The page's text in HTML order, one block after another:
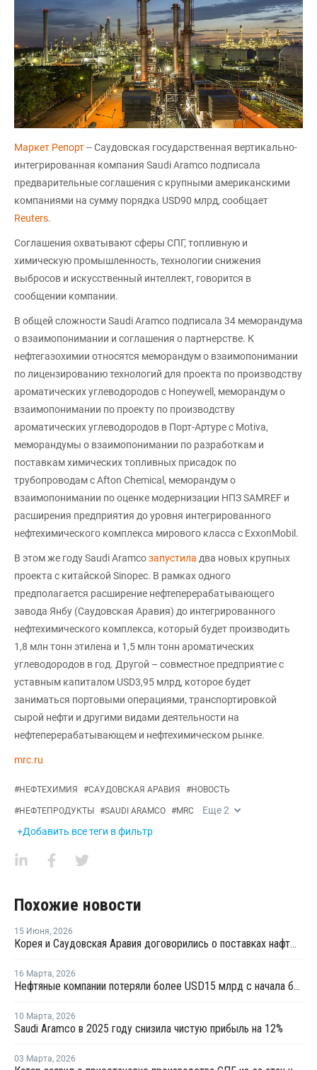
Маркет Репорт-- Саудовская государственная вертикально-
интегрированная компания Saudi Aramco подписала
предварительные соглашения с крупными американскими
компаниями на сумму порядка USD90 млрд, сообщает
Reuters.
Соглашения охватывают сферы СПГ, топливную и
химическую промышленность, технологии снижения
выбросов и искусственный интеллект, говорится в
сообщении компании.
В общей сложности Saudi Aramco подписала 34 меморандума
о взаимопонимании и соглашения о партнерстве. К
нефтегазохимии относятся меморандум о взаимопонимании
по лицензированию технологий для проекта по производству
ароматических углеводородов с Honeywell, меморандум о
взаимопонимании по проекту по производству
ароматических углеводородов в Порт-Артуре с Motiva,
меморандумы о взаимопонимании по разработкам и
поставкам химических топливных присадок по
трубопроводам с Afton Chemical, меморандум о
взаимопонимании по оценке модернизации НПЗ SAMREF и
расширения предприятия до уровня интегрированного
нефтехимического комплекса мирового класса с ExxonMobil.
В этом же году Saudi Aramcoзапустила два новых крупных
проекта с китайской Sinopec. В рамках одного
предполагается расширение нефтеперерабатывающего
завода Янбу (Саудовская Аравия) до интегрированного
нефтехимического комплекса, который будет производить
1,8 млн тонн этилена и 1,5 млн тонн ароматических
углеводородов в год. Другой – совместное предприятие с
уставным капиталом USD3,95 млрд, которое будет
заниматься портовыми операциями, транспортировкой
сырой нефти и другими видами деятельности на
нефтеперерабатывающем и нефтехимическом рынке.
mrc.ru
#НЕФТЕХИМИЯ #САУДОВСКАЯ АРАВИЯ #НОВОСТЬ
#НЕФТЕПРОДУКТЫ #SAUDI ARAMCO #MRC Еще2
+Добавить все теги в фильтр
Похожие новости
15 Июня, 2026
Корея и Саудовская Аравия договорились о поставках нафты до конца 2026 года
16 Марта, 2026
Нефтяные компании потеряли более USD15 млрд с начала ближневосточного кризиса
10 Марта, 2026
Saudi Aramco в 2025 году снизила чистую прибыль на 12%
03 Марта, 2026